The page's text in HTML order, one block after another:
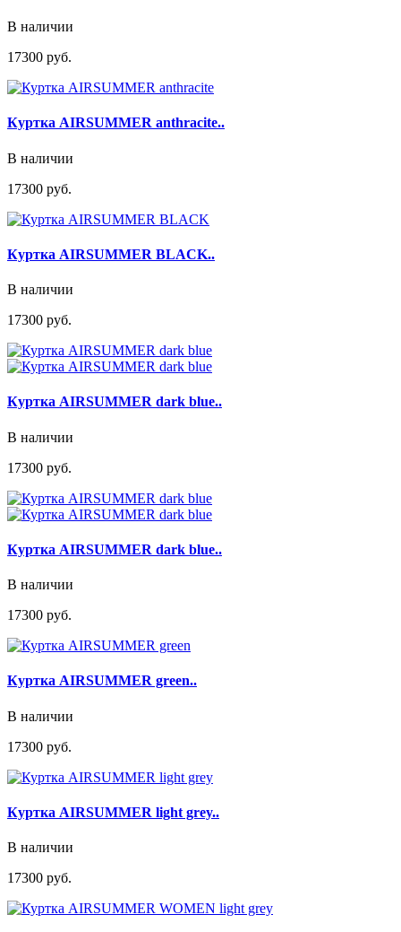
В наличии
17300 руб.
Куртка AIRSUMMER anthracite..
В наличии
17300 руб.
Куртка AIRSUMMER BLACK..
В наличии
17300 руб.
Куртка AIRSUMMER dark blue..
В наличии
17300 руб.
Куртка AIRSUMMER dark blue..
В наличии
17300 руб.
Куртка AIRSUMMER green..
В наличии
17300 руб.
Куртка AIRSUMMER light grey..
В наличии
17300 руб.